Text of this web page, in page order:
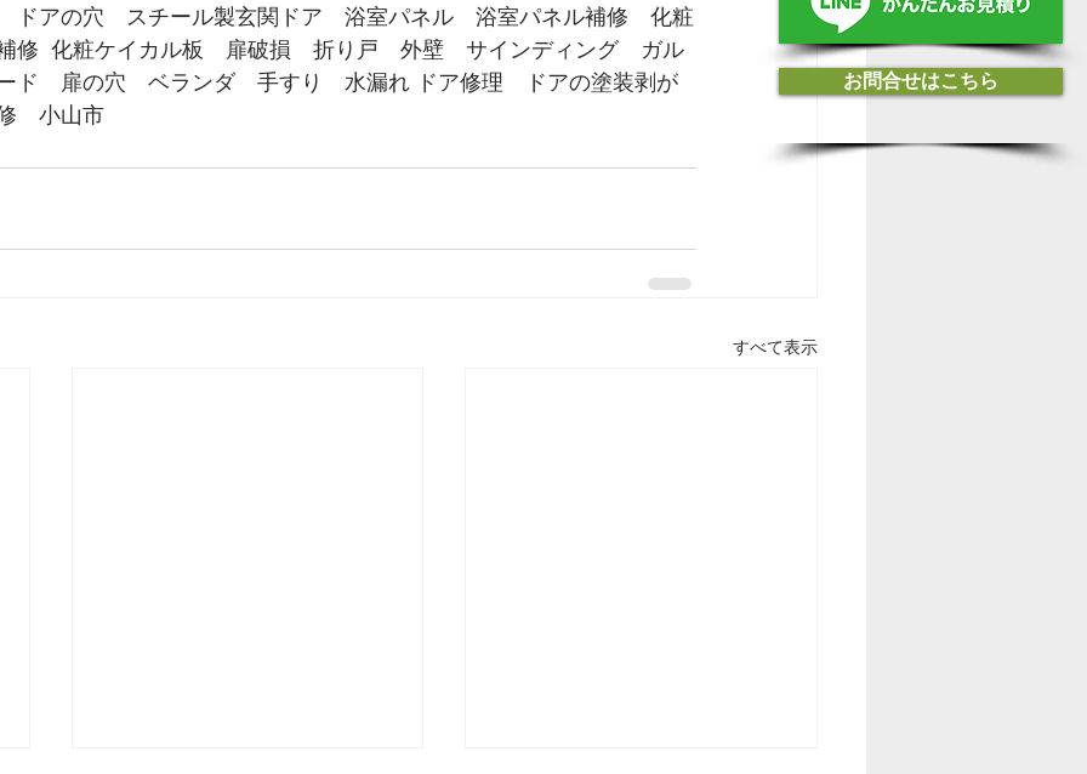
お問合せはこちら
ドアの穴　スチール製玄関ドア　浴室パネル　浴室パネル補修　化粧
修  化粧ケイカル板　扉破損　折り戸　外壁　サインディング　ガル
ド　扉の穴　ベランダ　手すり　水漏れ ドア修理　ドアの塗装剥が
　小山市
すべて表示